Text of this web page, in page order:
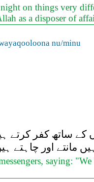
on things very
as a disposer of
nu/minu
ساتھ کفر کرتے
مانتے اور چاہتے
saying: